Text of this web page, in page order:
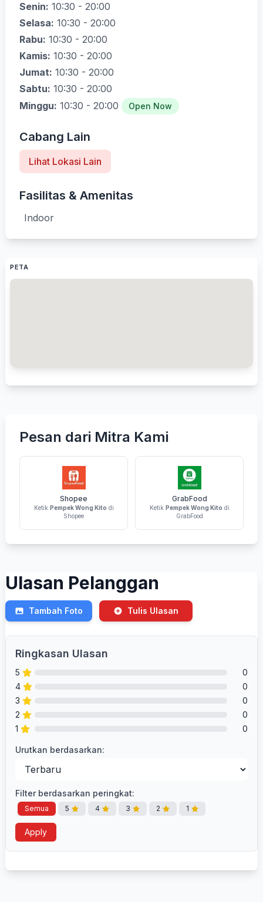
Senin: 10:30 - 20:00
Selasa: 10:30 - 20:00
Rabu: 10:30 - 20:00
Kamis: 10:30 - 20:00
Jumat: 10:30 - 20:00
Sabtu: 10:30 - 20:00
Minggu: 10:30 - 20:00 Open Now
Cabang Lain
Lihat Lokasi Lain
Fasilitas & Amenitas
Indoor
PETA
Pesan dari Mitra Kami
Shopee
Ketik Pempek Wong Kito di
Shopee
GrabFood
Ketik Pempek Wong Kito di
GrabFood
Ulasan Pelanggan
Tambah Foto Tulis Ulasan
Ringkasan Ulasan
5
0
4
0
3
0
2
0
1
0
Urutkan berdasarkan:
Filter berdasarkan peringkat:
Semua 5 4 3 2 1
Apply